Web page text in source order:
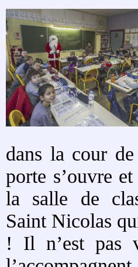
dans la cour
porte s’ouvre
la salle de
Saint Nicolas
! Il n’est pas